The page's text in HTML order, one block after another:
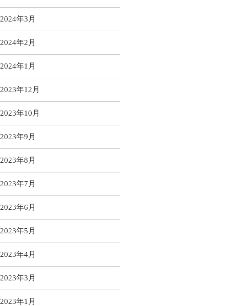
2024年3月
2024年2月
2024年1月
2023年12月
2023年10月
2023年9月
2023年8月
2023年7月
2023年6月
2023年5月
2023年4月
2023年3月
2023年1月